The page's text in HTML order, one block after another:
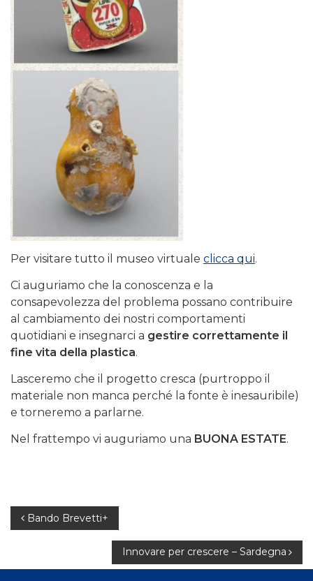
Per visitare tutto il museo virtuale clicca qui.
Ci auguriamo che la conoscenza e la
consapevolezza del problema possano contribuire
al cambiamento dei nostri comportamenti
quotidiani e insegnarci a gestire correttamente il
fine vita della plastica.
Lasceremo che il progetto cresca (purtroppo il
materiale non manca perché la fonte è inesauribile)
e torneremo a parlarne.
Nel frattempo vi auguriamo una BUONA ESTATE.
Navigazione
Bando Brevetti+
Innovare per crescere – Sardegna